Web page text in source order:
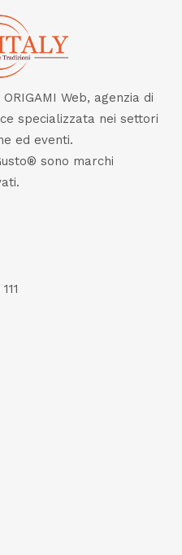
Web, agenzia di
specializzata nei settori
ed eventi.
sono marchi